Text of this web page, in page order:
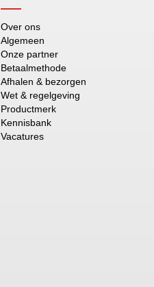
Over ons
Algemeen
Onze partner
Betaalmethode
Afhalen & bezorgen
Wet & regelgeving
Productmerk
Kennisbank
Vacatures